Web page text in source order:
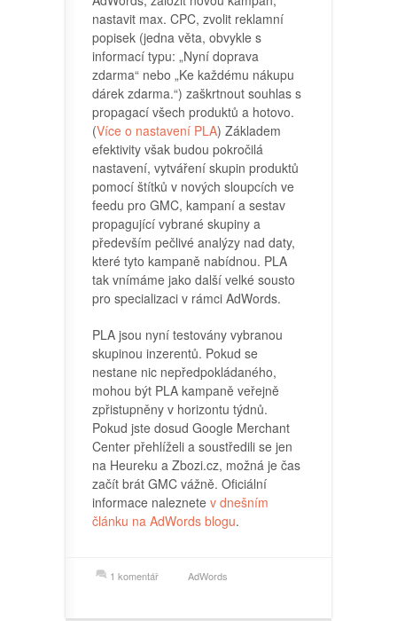
nastavit max. CPC, zvolit reklamní
popisek (jedna věta, obvykle s
informací typu: „Nyní doprava
zdarma“ nebo „Ke každému nákupu
dárek zdarma.“) zaškrtnout souhlas s
propagací všech produktů a hotovo.
(Více o nastavení PLA) Základem
efektivity však budou pokročilá
nastavení, vytváření skupin produktů
pomocí štítků v nových sloupcích ve
feedu pro GMC, kampaní a sestav
propagující vybrané skupiny a
především pečlivé analýzy nad daty,
které tyto kampaně nabídnou. PLA
tak vnímáme jako další velké sousto
pro specializaci v rámci AdWords.
PLA jsou nyní testovány vybranou
skupinou inzerentů. Pokud se
nestane nic nepředpokládaného,
mohou být PLA kampaně veřejně
zpřistupněny v horizontu týdnů.
Pokud jste dosud Google Merchant
Center přehlíželi a soustředili se jen
na Heureku a Zbozi.cz, možná je čas
začít brát GMC vážně. Oficiální
informace naleznete v dnešním
článku na AdWords blogu.
1 komentář AdWords